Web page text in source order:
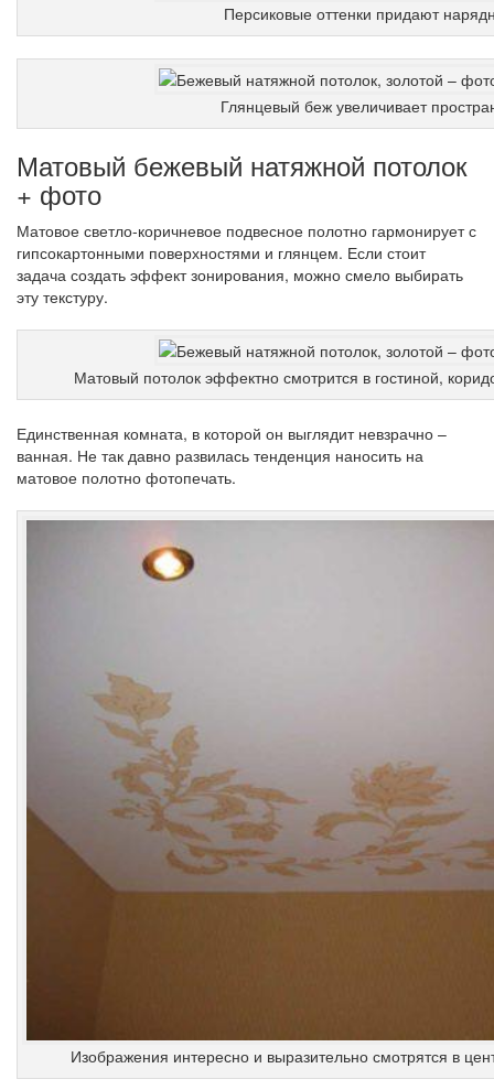
Персиковые оттенки придают
Глянцевый беж увеличивает
Матовый бежевый натяжной потолок
+ фото
Матовое светло-коричневое подвесное полотно гармонирует с
гипсокартонными поверхностями и глянцем. Если стоит
задача создать эффект зонирования, можно смело выбирать
эту текстуру.
Матовый потолок эффектно смотрится в гостиной,
Единственная комната, в которой он выглядит невзрачно –
ванная. Не так давно развилась тенденция наносить на
матовое полотно фотопечать.
Изображения интересно и выразительно смотрятся в